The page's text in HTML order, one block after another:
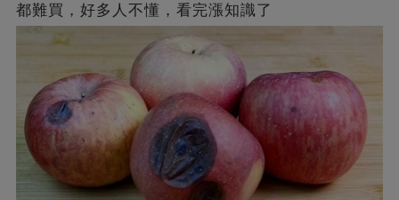
都難買，好多人不懂，看完漲知識了